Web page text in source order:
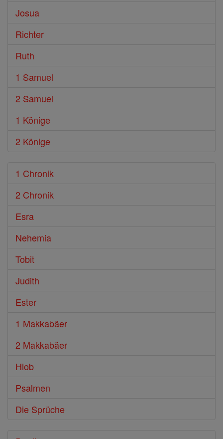
Josua
Richter
Ruth
1 Samuel
2 Samuel
1 Könige
2 Könige
1 Chronik
2 Chronik
Esra
Nehemia
Tobit
Judith
Ester
1 Makkabäer
2 Makkabäer
Hiob
Psalmen
Die Sprüche